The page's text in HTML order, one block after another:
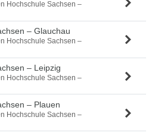
Hochschule Sachsen –
– Glauchau
Hochschule Sachsen –
– Leipzig
Hochschule Sachsen –
– Plauen
Hochschule Sachsen –